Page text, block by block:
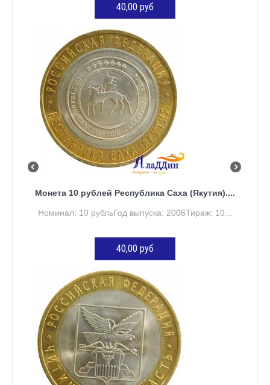
40,00 руб
ДОБАВИТЬ В КОРЗИНУ
Монета 10 рублей Республика Саха (Якутия)....
Номинал: 10 рубльГод выпуска: 2006Тираж: 10...
40,00 руб
ДОБАВИТЬ В КОРЗИНУ